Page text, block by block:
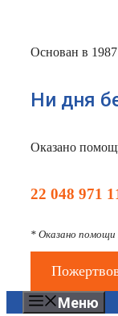
Основан в
Ни дня
Оказано
22 048 971
* Оказано помощи
Меню